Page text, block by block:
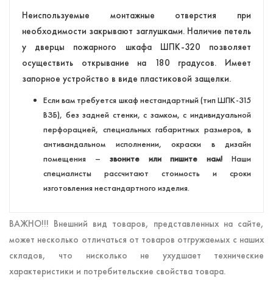
Неиспользуемые монтажные отверстия при
необходимости закрывают заглушками. Наличие петель
у дверцы пожарного шкафа ШПК-320 позволяет
осуществить открывание на 180 градусов. Имеет
запорное устройство в виде пластиковой защелки.
Если вам требуется шкаф нестандартный (тип ШПК-315
ВЗБ), без задней стенки, с замком, с индивидуальной
перфорацией, специальных габаритных размеров, в
антивандальном исполнении, окраски в дизайн
помещения – звоните или пишите нам! Наши
специалисты рассчитают стоимость и сроки
изготовления нестандартного изделия.
ВАЖНО!!! Внешний вид товаров, представленных на сайте,
может несколько отличаться от товаров отгружаемых с наших
складов, что нисколько не ухудшает технические
характеристики и потребительские свойства товара.